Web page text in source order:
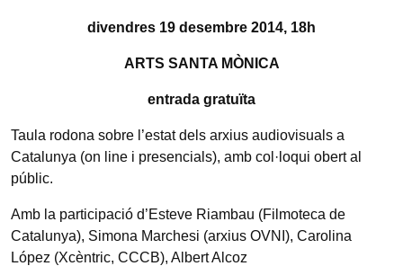
divendres 19 desembre 2014, 18h
ARTS SANTA MÒNICA
entrada gratuïta
Taula rodona sobre l’estat dels arxius audiovisuals a
Catalunya (on line i presencials), amb col·loqui obert al
públic.
Amb la participació d’Esteve Riambau (Filmoteca de
Catalunya), Simona Marchesi (arxius OVNI), Carolina
López (Xcèntric, CCCB), Albert Alcoz